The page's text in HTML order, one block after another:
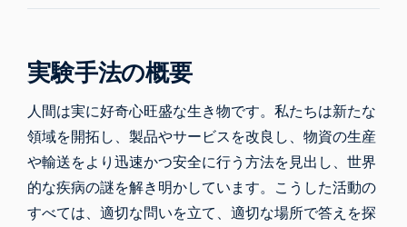
実験手法の概要
人間は実に好奇心旺盛な生き物です。私たちは新たな
領域を開拓し、製品やサービスを改良し、物資の生産
や輸送をより迅速かつ安全に行う方法を見出し、世界
的な疾病の謎を解き明かしています。こうした活動の
すべては、適切な問いを立て、適切な場所で答えを探